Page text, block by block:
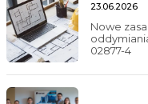
23.06.2026
Nowe
02877-4